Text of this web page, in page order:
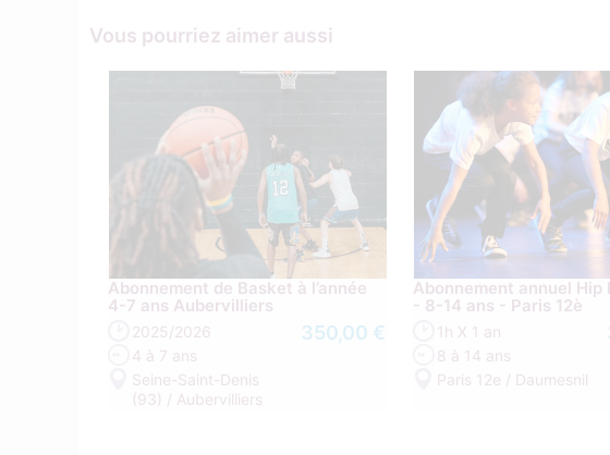
Vous pourriez aimer aussi
Abonnement de Basket à l’année
4-7 ans Aubervilliers
2025/2026
4 à 7 ans
Seine-Saint-Denis
(93) / Aubervilliers
350,00 €
Abonnement annuel Hip
- 8-14 ans - Paris 12è
1h X 1 an
8 à 14 ans
Paris 12e / Daumesnil